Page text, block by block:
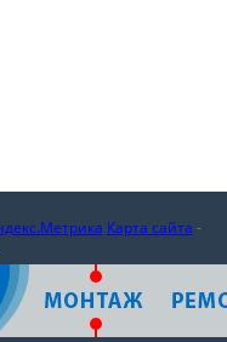
Карта сайта -